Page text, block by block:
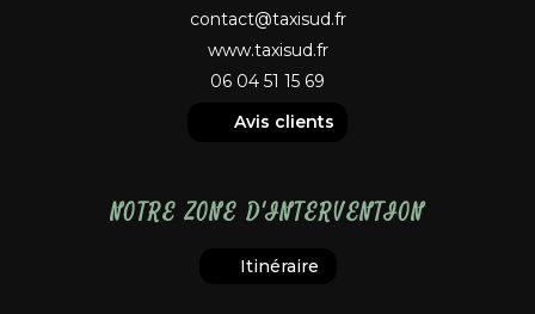
contact@taxisud.fr
www.taxisud.fr
06 04 51 15 69
Avis clients
NOTRE ZONE D'INTERVENTION
Itinéraire